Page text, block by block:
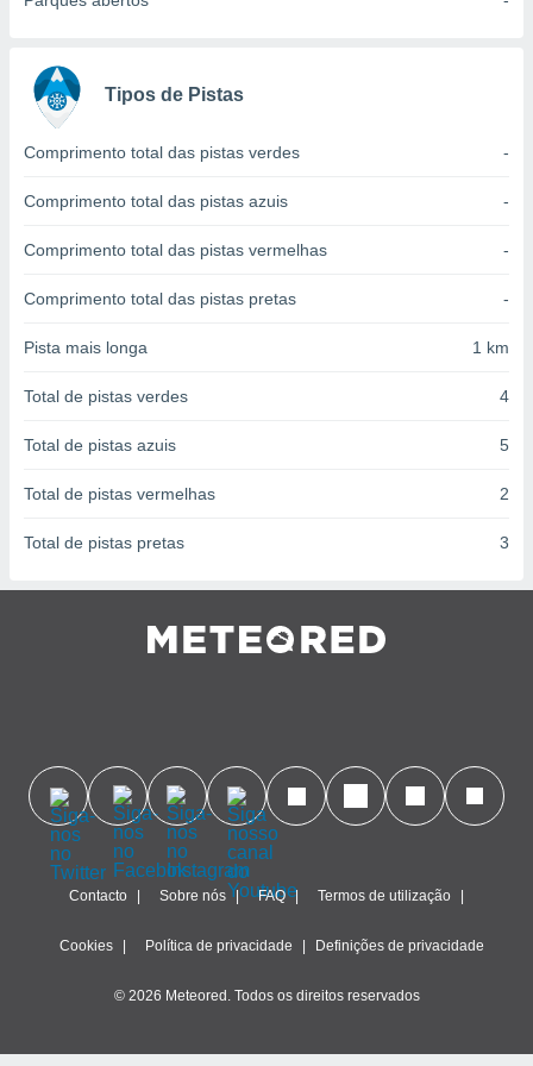
através
estudos
de
Tipos de Pistas
Comprimento total das pistas verdes -
Comprimento total das pistas azuis -
Comprimento total das pistas vermelhas -
Comprimento total das pistas pretas -
Pista mais longa 1 km
Total de pistas verdes 4
Total de pistas azuis 5
Total de pistas vermelhas 2
Total de pistas pretas 3
Contacto Sobre nós FAQ Termos de utilização
Cookies Política de privacidade Definições de privacidade
© 2026 Meteored. Todos os direitos reservados